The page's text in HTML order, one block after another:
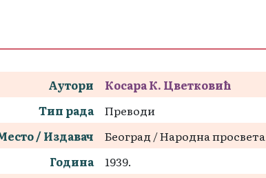
Аутори
Косара К. Цветковић
Тип рада
Преводи
/ Издавач
Београд / Народна просвета
Година
1939.